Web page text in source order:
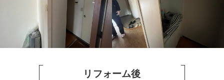
リフォーム後